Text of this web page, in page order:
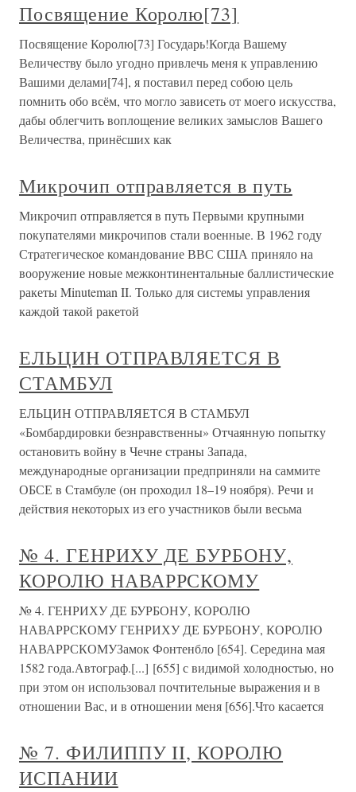
Посвящение Королю[73]
Посвящение Королю[73] Государь!Когда Вашему
Величеству было угодно привлечь меня к управлению
Вашими делами[74], я поставил перед собою цель
помнить обо всём, что могло зависеть от моего искусства,
дабы облегчить воплощение великих замыслов Вашего
Величества, принёсших как
Микрочип отправляется в путь
Микрочип отправляется в путь Первыми крупными
покупателями микрочипов стали военные. В 1962 году
Стратегическое командование ВВС США приняло на
вооружение новые межконтинентальные баллистические
ракеты Minuteman II. Только для системы управления
каждой такой ракетой
ЕЛЬЦИН ОТПРАВЛЯЕТСЯ В
СТАМБУЛ
ЕЛЬЦИН ОТПРАВЛЯЕТСЯ В СТАМБУЛ
«Бомбардировки безнравственны» Отчаянную попытку
остановить войну в Чечне страны Запада,
международные организации предприняли на саммите
ОБСЕ в Стамбуле (он проходил 18–19 ноября). Речи и
действия некоторых из его участников были весьма
№ 4. ГЕНРИХУ ДЕ БУРБОНУ,
КОРОЛЮ НАВАРРСКОМУ
№ 4. ГЕНРИХУ ДЕ БУРБОНУ, КОРОЛЮ
НАВАРРСКОМУ ГЕНРИХУ ДЕ БУРБОНУ, КОРОЛЮ
НАВАРРСКОМУЗамок Фонтенбло [654]. Середина мая
1582 года.Автограф.[...] [655] с видимой холодностью, но
при этом он использовал почтительные выражения и в
отношении Вас, и в отношении меня [656].Что касается
№ 7. ФИЛИППУ II, КОРОЛЮ
ИСПАНИИ